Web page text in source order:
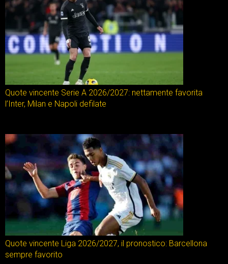
Quote vincente Serie A 2026/2027: nettamente favorita
l’Inter, Milan e Napoli defilate
Quote vincente Liga 2026/2027, il pronostico: Barcellona
sempre favorito